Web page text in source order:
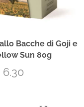
Bacche di Goji e
Sun 80g
6.30